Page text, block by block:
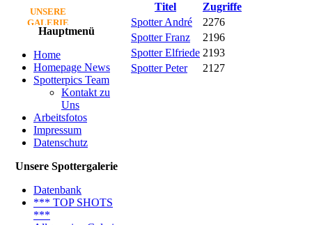
UNSERE
GALERIE
>Bilder von Franz<
Neue Bilder Online!
>Bilder von Elfriede<
> Letzte Änderung
06.03.17 <
UNSERE
Neue Bilder Online!
>Bilder von Franz<
Hauptmenü
Home
Homepage News
Spotterpics Team
Kontakt zu
Uns
Arbeitsfotos
Impressum
Datenschutz
Unsere Spottergalerie
Datenbank
*** TOP SHOTS
***
Titel
Zugriffe
Spotter André
2276
Spotter Franz
2196
Spotter Elfriede 2193
Spotter Peter
2127